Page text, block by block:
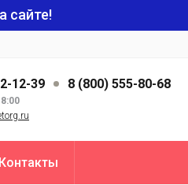
сайте!
12-39 8 (800) 555-80-68
Контакты